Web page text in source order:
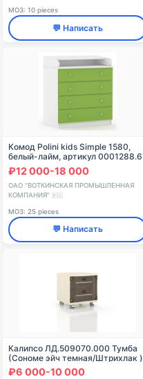
МОЗ: 10 pieces
💬 Написать
Комод Polini kids Simple 1580,
белый-лайм, артикул 0001288.6
₽12 000-18 000
ОАО "ВОТКИНСКАЯ ПРОМЫШЛЕННАЯ
КОМПАНИЯ"
🇷🇺
МОЗ: 25 pieces
💬 Написать
Калипсо ЛД.509070.000 Тумба
(Сономе эйч темная/Штрихлак )
₽6 000-10 000